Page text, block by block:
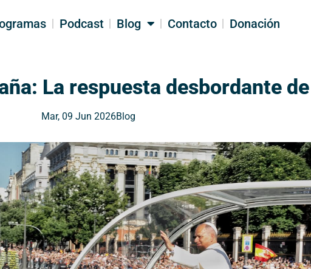
Podcast Blog Contacto Donación
La respuesta desbordante
Mar, 09 Jun 2026Blog